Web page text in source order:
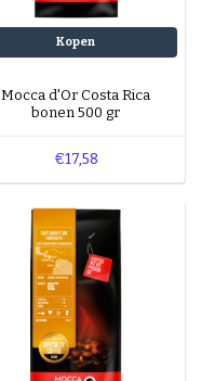
Kopen
Mocca d'Or Costa Rica
bonen 500 gr
€17,58